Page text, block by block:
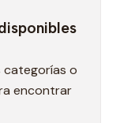
categorías o
encontrar